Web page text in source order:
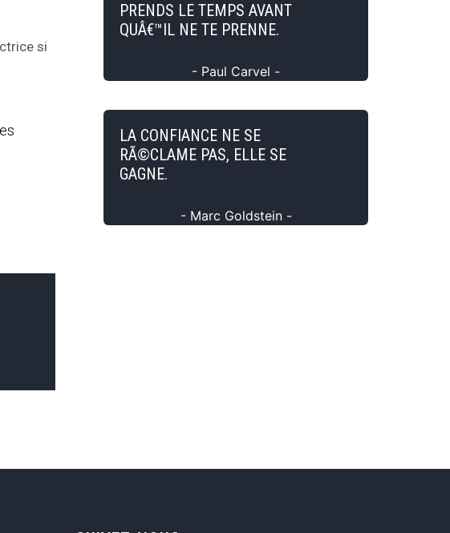
si
PRENDS LE TEMPS AVANT
QUÂ€™IL NE TE PRENNE.
- Paul Carvel -
LA CONFIANCE NE SE
RÃ©CLAME PAS, ELLE SE
GAGNE.
- Marc Goldstein -